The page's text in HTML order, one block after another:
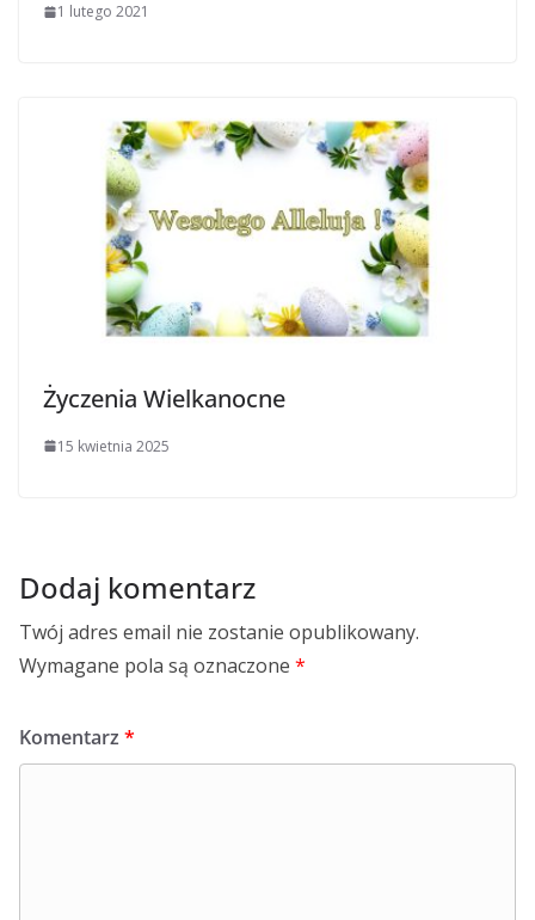
1 lutego 2021
Życzenia Wielkanocne
15 kwietnia 2025
Dodaj komentarz
Twój adres email nie zostanie opublikowany.
Wymagane pola są oznaczone *
Komentarz *